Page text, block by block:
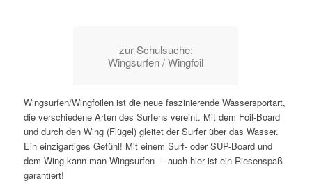
zur Schulsuche:
Wingsurfen / Wingfoil
Wingsurfen/Wingfoilen ist die neue faszinierende Wassersportart,
die verschiedene Arten des Surfens vereint. Mit dem Foil-Board
und durch den Wing (Flügel) gleitet der Surfer über das Wasser.
Ein einzigartiges Gefühl! Mit einem Surf- oder SUP-Board und
dem Wing kann man Wingsurfen – auch hier ist ein Riesenspaß
garantiert!